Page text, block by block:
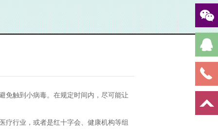
免触到小病毒。在规定时间内，尽可能让
疗行业，或者是红十字会、健康机构等组